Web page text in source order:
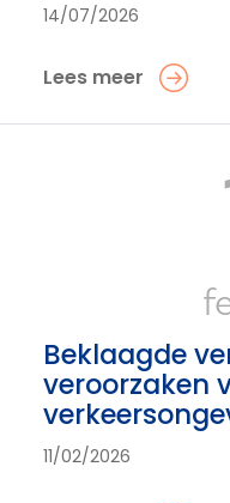
14/07/2026
Lees meer
Beklaagde
veroorzaken
11/02/2026